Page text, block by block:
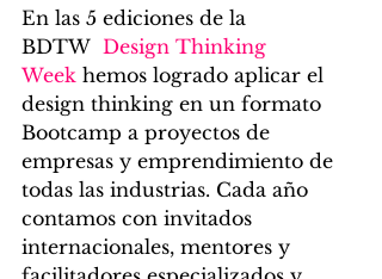
En las 5 ediciones de la
BDTW Design Thinking
Week hemos logrado aplicar el
design thinking en un formato
Bootcamp a proyectos de
empresas y emprendimiento de
todas las industrias. Cada año
contamos con invitados
internacionales, mentores y